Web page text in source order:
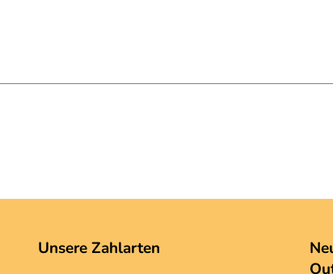
Unsere Zahlarten